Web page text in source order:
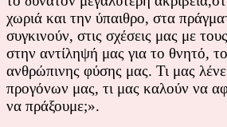
χωριά και την ύπαιθρο, στα
συγκινούν, στις σχέσεις μας με
στην αντίληψή μας για το θνητό,
ανθρώπινης φύσης μας. Τι μας λένε
προγόνων μας, τι μας καλούν να
να πράξουμε;».